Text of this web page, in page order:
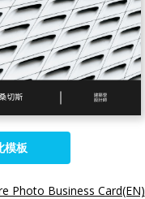
模板
Photo Business Card(EN)